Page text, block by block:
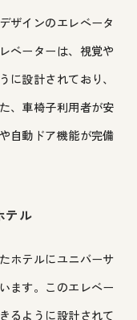
ザインのエレベータ
ベーターは、視覚や
に設計されており、
、車椅子利用者が安
自動ドア機能が完備
テル
ホテルにユニバーサ
ます。このエレベー
るように設計されて